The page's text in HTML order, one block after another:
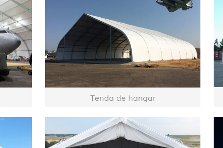
Tenda de hangar